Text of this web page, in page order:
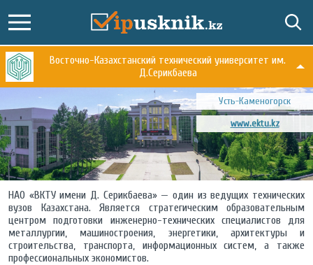
Восточно-Казахстанский технический университет им.
Д.Серикбаева
Усть-Каменогорск
www.ektu.kz
НАО «ВКТУ имени Д. Серикбаева» — один из ведущих технических
вузов Казахстана. Является стратегическим образовательным
центром подготовки инженерно-технических специалистов для
металлургии, машиностроения, энергетики, архитектуры и
строительства, транспорта, информационных систем, а также
профессиональных экономистов.